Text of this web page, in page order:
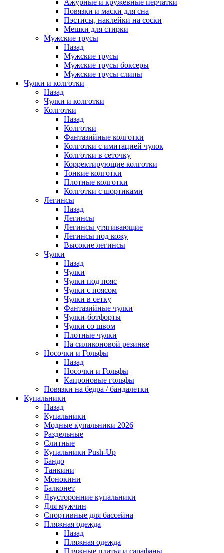
Ажурные и кружевные перчатки
Повязки и маски для сна
Пэстисы, наклейки на соски
Мешки для стирки
Мужские трусы
Назад
Мужские трусы
Мужские трусы боксеры
Мужские трусы слипы
Чулки и колготки
Назад
Чулки и колготки
Колготки
Назад
Колготки
Фантазийные колготки
Колготки с имитацией чулок
Колготки в сеточку
Корректирующие колготки
Тонкие колготки
Плотные колготки
Колготки с шортиками
Легинсы
Назад
Легинсы
Легинсы утягивающие
Легинсы под кожу
Высокие легинсы
Чулки
Назад
Чулки
Чулки под пояс
Чулки с поясом
Чулки в сетку
Фантазийные чулки
Чулки-ботфорты
Чулки со швом
Плотные чулки
На силиконовой резинке
Носочки и Гольфы
Назад
Носочки и Гольфы
Капроновые гольфы
Повязки на бедра / бандалетки
Купальники
Назад
Купальники
Модные купальники 2026
Раздельные
Слитные
Купальники Push-Up
Бандо
Танкини
Монокини
Балконет
Двусторонние купальники
Для мужчин
Спортивные для бассейна
Пляжная одежда
Назад
Пляжная одежда
Пляжные платья и сарафаны